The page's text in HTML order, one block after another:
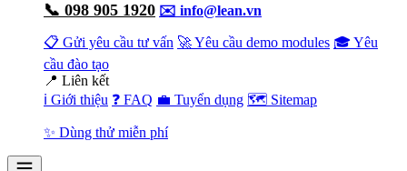
📞 098 905 1920 ✉️ info@lean.vn
📋 Gửi yêu cầu tư vấn 🚀 Yêu cầu demo modules 🎓 Yêu
cầu đào tạo
📍 Liên kết
ℹ️ Giới thiệu ❓ FAQ 💼 Tuyển dụng 🗺️ Sitemap
✨ Dùng thử miễn phí